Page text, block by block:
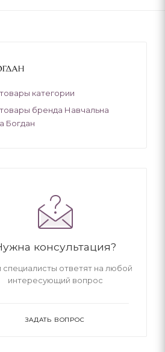
категории
бренда Навчальна
Богдан
консультация?
ответят на любой
интересующий вопрос
ЗАДАТЬ ВОПРОС